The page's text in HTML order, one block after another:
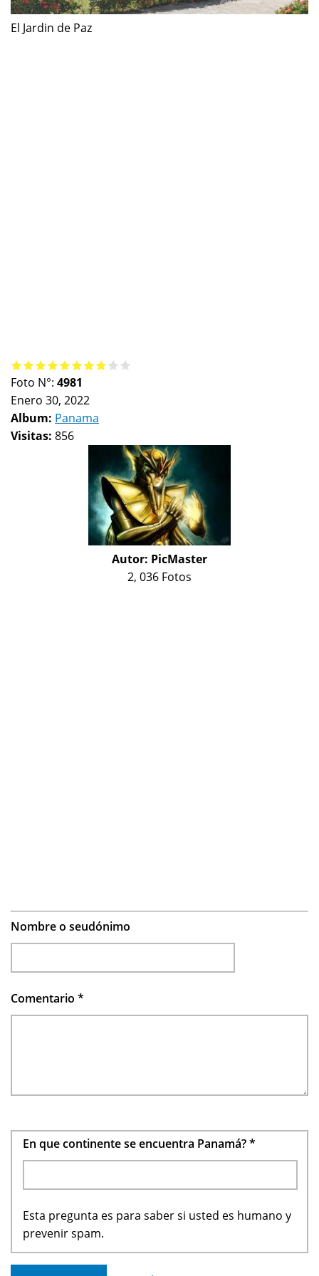
El Jardin de Paz
Foto N°: 4981
Enero 30, 2022
Album: Panama
Visitas: 856
Autor: PicMaster
2, 036 Fotos
Nombre o seudónimo
Comentario *
En que continente se encuentra Panamá?*
Esta pregunta es para saber si usted es humano y
prevenir spam.